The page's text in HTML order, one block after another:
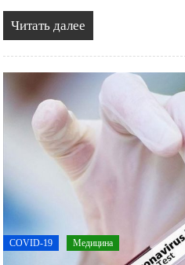
Читать далее
COVID-19 Медицина